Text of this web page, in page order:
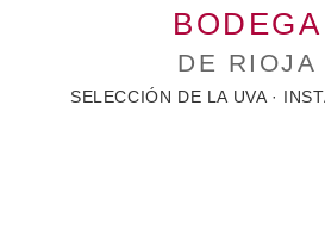
BODEGA
DE RIOJA
SELECCIÓN DE LA UVA ·